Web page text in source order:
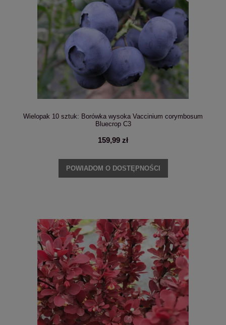
Wielopak 10 sztuk: Borówka wysoka Vaccinium corymbosum
Bluecrop C3
159,99 zł
POWIADOM O DOSTĘPNOŚCI